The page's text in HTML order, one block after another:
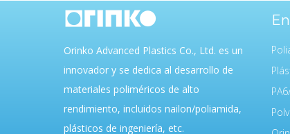
Orinko Advanced Plastics Co., Ltd. es un
innovador y se dedica al desarrollo de
materiales poliméricos de alto
rendimiento, incluidos nailon/poliamida,
plásticos de ingeniería, etc.